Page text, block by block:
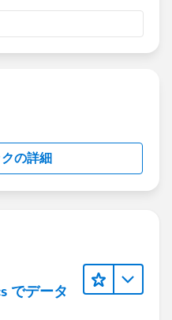
の詳細
でデータ